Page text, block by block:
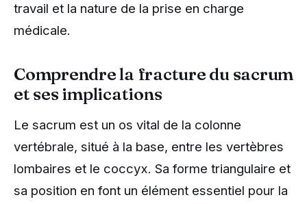
travail et la nature de la prise en charge
médicale.
Comprendre la fracture du sacrum
et ses implications
Le sacrum est un os vital de la colonne
vertébrale, situé à la base, entre les vertèbres
lombaires et le coccyx. Sa forme triangulaire et
sa position en font un élément essentiel pour la